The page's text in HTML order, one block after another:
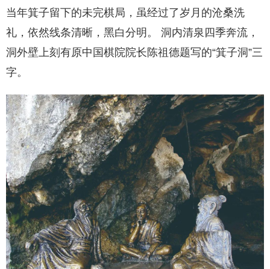
当年箕子留下的未完棋局，虽经过了岁月的沧桑洗
礼，依然线条清晰，黑白分明。 洞内清泉四季奔流，
洞外壁上刻有原中国棋院院长陈祖德题写的“箕子洞”三
字。